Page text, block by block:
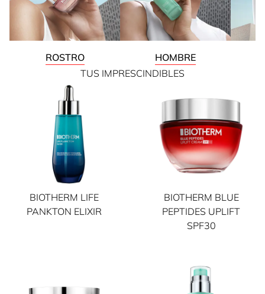
ROSTRO
HOMBRE
TUS IMPRESCINDIBLES
BIOTHERM LIFE
PANKTON ELIXIR
BIOTHERM BLUE
PEPTIDES UPLIFT
SPF30